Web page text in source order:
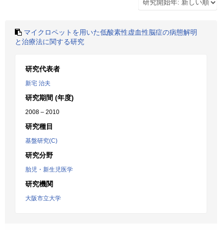
マイクロペットを用いた低酸素性虚血性脳症の病態解明
と治療法に関する研究
研究代表者
新宅 治夫
研究期間 (年度)
2008 – 2010
研究種目
基盤研究(C)
研究分野
胎児・新生児医学
研究機関
大阪市立大学